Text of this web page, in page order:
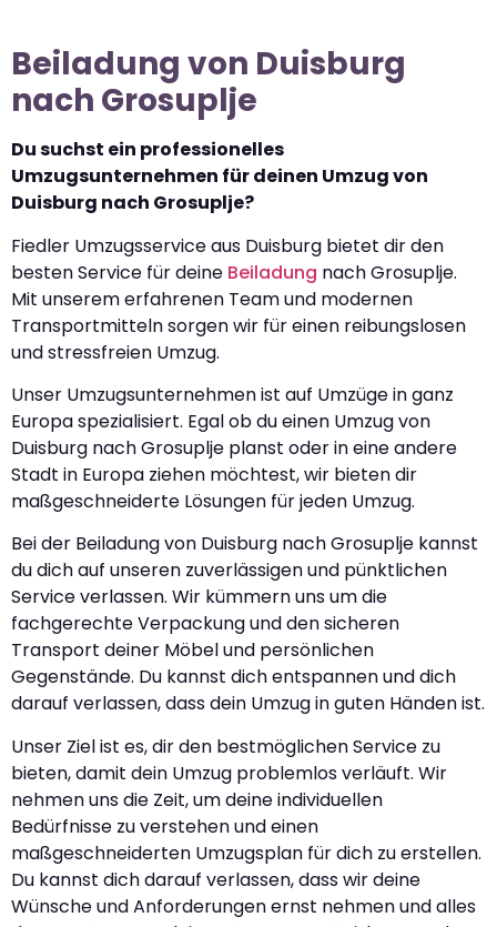
Beiladung von Duisburg
nach Grosuplje
Du suchst ein professionelles
Umzugsunternehmen für deinen Umzug von
Duisburg nach Grosuplje?
Fiedler Umzugsservice aus Duisburg bietet dir den
besten Service für deine Beiladung nach Grosuplje.
Mit unserem erfahrenen Team und modernen
Transportmitteln sorgen wir für einen reibungslosen
und stressfreien Umzug.
Unser Umzugsunternehmen ist auf Umzüge in ganz
Europa spezialisiert. Egal ob du einen Umzug von
Duisburg nach Grosuplje planst oder in eine andere
Stadt in Europa ziehen möchtest, wir bieten dir
maßgeschneiderte Lösungen für jeden Umzug.
Bei der Beiladung von Duisburg nach Grosuplje kannst
du dich auf unseren zuverlässigen und pünktlichen
Service verlassen. Wir kümmern uns um die
fachgerechte Verpackung und den sicheren
Transport deiner Möbel und persönlichen
Gegenstände. Du kannst dich entspannen und dich
darauf verlassen, dass dein Umzug in guten Händen ist.
Unser Ziel ist es, dir den bestmöglichen Service zu
bieten, damit dein Umzug problemlos verläuft. Wir
nehmen uns die Zeit, um deine individuellen
Bedürfnisse zu verstehen und einen
maßgeschneiderten Umzugsplan für dich zu erstellen.
Du kannst dich darauf verlassen, dass wir deine
Wünsche und Anforderungen ernst nehmen und alles